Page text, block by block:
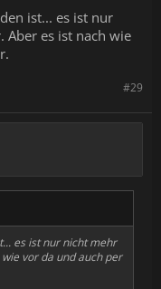
ist... es ist nur
Aber es ist nach wie
#29
es ist nur nicht mehr
vor da und auch per